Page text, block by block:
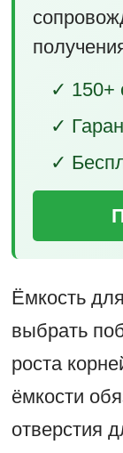
✓ 150+
✓
✓
Ёмкость
выбрать
роста
ёмкости
отверстия